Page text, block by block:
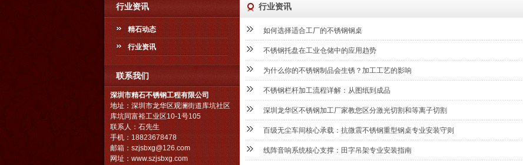
行业资讯
精石动态
行业资讯
联系我们
深圳市精石不锈钢工程有限公司
地址：深圳市龙华区观澜街道库坑社区
库坑同富裕工业区10-1号105
联系人：石先生
手机：18823678478
邮箱：szjsbxg@126.com
网址：www.szjsbxg.com
行业资讯
如何选择适合工厂的不锈钢钢桌
不锈钢托盘在工业仓储中的应用趋势
为什么你的不锈钢制品会生锈？加工工艺的影响
不锈钢栏杆加工流程详解：从图纸到成品
深圳龙华区不锈钢加工厂家教您区分激光切割和等离子切割
百级无尘车间核心承载：抗微震不锈钢重型钢桌专业安装守则
线阵音响系统核心支撑：田字吊架专业安装指南